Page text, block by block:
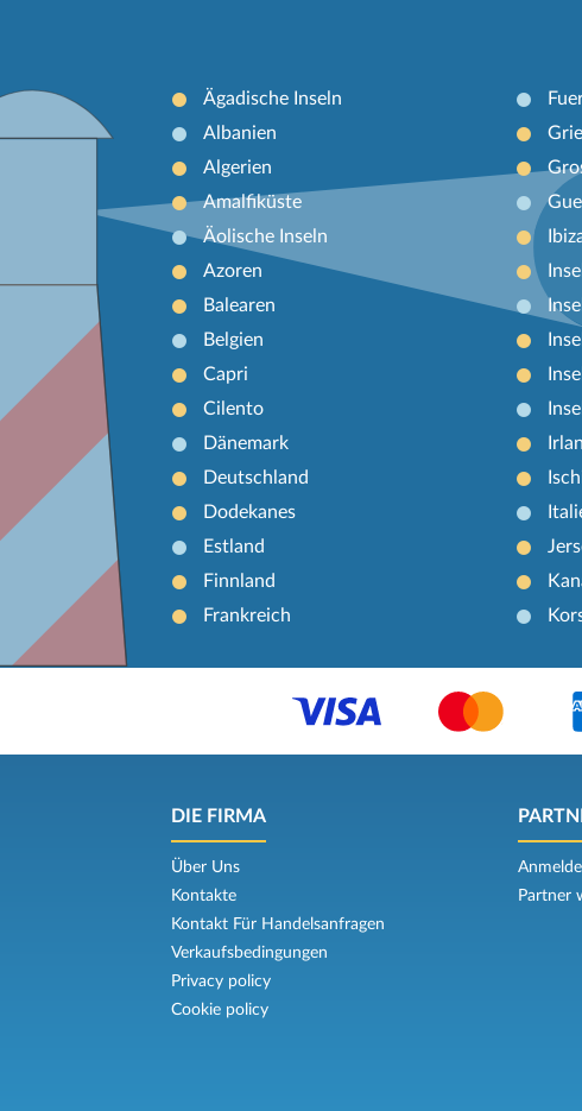
Ägadische Inseln
Albanien
Algerien
Amalfiküste
Äolische Inseln
Azoren
Balearen
Belgien
Capri
Cilento
Dänemark
Deutschland
Dodekanes
Estland
Finnland
Frankreich
DIE FIRMA
Über Uns
Kontakte
Kontakt Für Handelsanfragen
Verkaufsbedingungen
Privacy policy
Cookie policy
Partner